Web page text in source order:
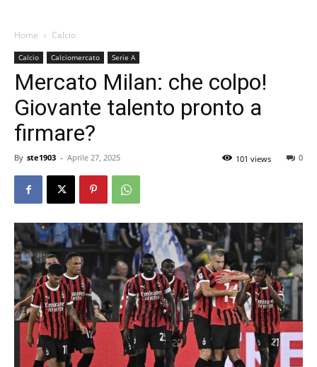
Home Calcio
Calcio Calciomercato Serie A
Mercato Milan: che colpo!
Giovante talento pronto a
firmare?
By ste1903 - Aprile 27, 2025 0
101 views